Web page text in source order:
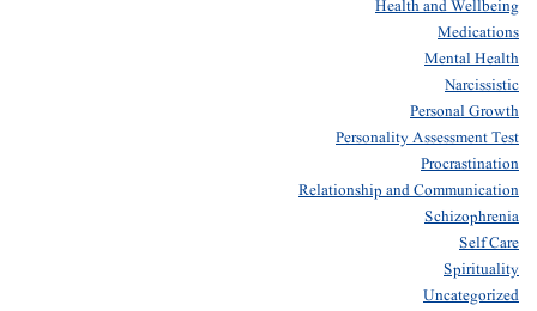
Health and Wellbeing
Medications
Mental Health
Narcissistic
Personal Growth
Personality Assessment Test
Procrastination
Relationship and Communication
Schizophrenia
Self Care
Spirituality
Uncategorized